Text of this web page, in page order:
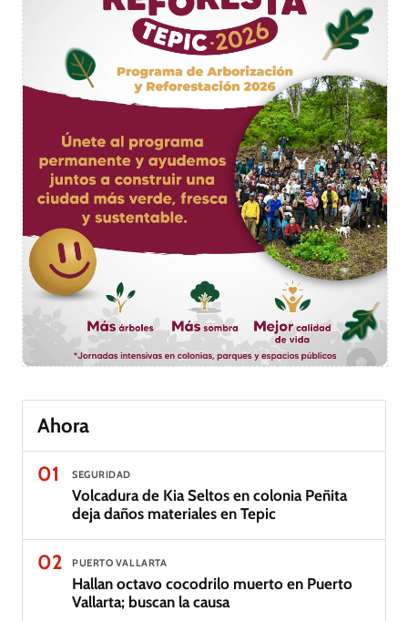
Ahora
01
SEGURIDAD
Volcadura de Kia Seltos en colonia Peñita
deja daños materiales en Tepic
02 PUERTO VALLARTA
Hallan octavo cocodrilo muerto en Puerto
Vallarta; buscan la causa